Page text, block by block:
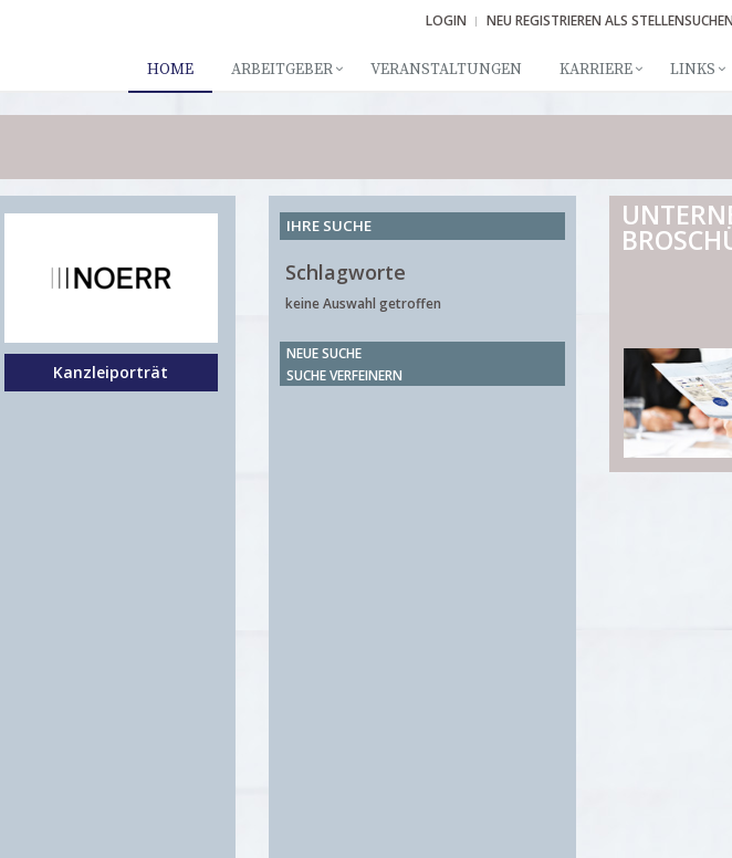
LOGIN NEU REGISTRIEREN ALS
HOME ARBEITGEBER VERANSTALTUNGEN KARRIERE LINKS
Kanzleiporträt
IHRE SUCHE
Schlagworte
keine Auswahl getroffen
NEUE SUCHE
SUCHE VERFEINERN